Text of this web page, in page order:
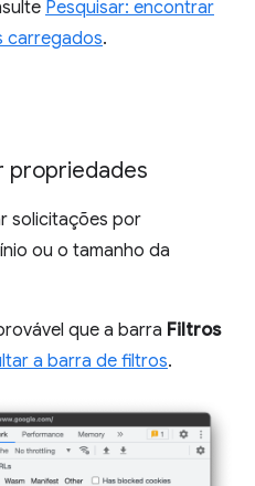
Pesquisar: encontrar
carregados.
propriedades
solicitações por
ou o tamanho da
que a barra Filtros
a barra de filtros.